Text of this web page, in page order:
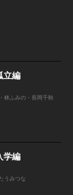
立編
林ふみの・長岡千秋
学編
うみつな